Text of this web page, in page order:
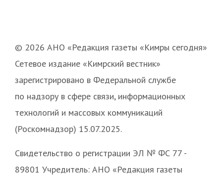
© 2026 АНО «Редакция газеты «Кимры сегодня»
Сетевое издание «Кимрский вестник»
зарегистрировано в Федеральной службе
по надзору в сфере связи, информационных
технологий и массовых коммуникаций
(Роскомнадзор) 15.07.2025.
Свидетельство о регистрации ЭЛ № ФС 77 -
89801 Учредитель: АНО «Редакция газеты